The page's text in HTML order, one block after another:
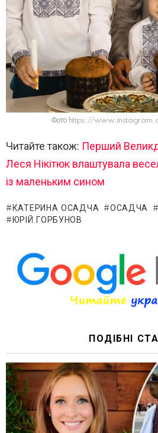
Фото https://
Читайте також: Перший
Леся Нікітюк влаштувала
із маленьким сином
КАТЕРИНА ОСАДЧА ОСАДЧА
ЮРІЙ ГОРБУНОВ
ПОДІБНІ